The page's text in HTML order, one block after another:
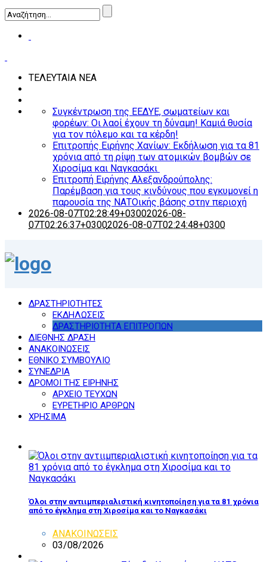
ΤΕΛΕΥΤΑΙΑ ΝΕΑ
Συγκέντρωση της ΕΕΔΥΕ, σωματείων και
φορέων: Οι λαοί έχουν τη δύναμη! Καμιά θυσία
για τον πόλεμο και τα κέρδη!
Επιτροπής Ειρήνης Χανίων: Εκδήλωση για τα 81
χρόνια από τη ρίψη των ατομικών βομβών σε
Χιροσίμα και Ναγκασάκι
Επιτροπή Ειρήνης Αλεξανδρούπολης:
Παρέμβαση για τους κινδύνους που εγκυμονεί η
παρουσία της ΝΑΤΟικής βάσης στην περιοχή
2026-08-07T02:28:49+03002026-08-
07T02:26:37+03002026-08-07T02:24:48+0300
ΔΡΑΣΤΗΡΙΟΤΗΤΕΣ
ΕΚΔΗΛΩΣΕΙΣ
ΔΡΑΣΤΗΡΙΟΤΗΤΑ ΕΠΙΤΡΟΠΩΝ
ΔΙΕΘΝΗΣ ΔΡΑΣΗ
ΑΝΑΚΟΙΝΩΣΕΙΣ
ΕΘΝΙΚΟ ΣΥΜΒΟΥΛΙΟ
ΣΥΝΕΔΡΙΑ
ΔΡΟΜΟΙ ΤΗΣ ΕΙΡΗΝΗΣ
ΑΡΧΕΙΟ ΤΕΥΧΩΝ
ΕΥΡΕΤΗΡΙΟ ΑΡΘΡΩΝ
ΧΡΗΣΙΜΑ
Όλοι στην αντιιμπεριαλιστική κινητοποίηση για τα 81 χρόνια
από το έγκλημα στη Χιροσίμα και το Ναγκασάκι
ΑΝΑΚΟΙΝΩΣΕΙΣ
03/08/2026